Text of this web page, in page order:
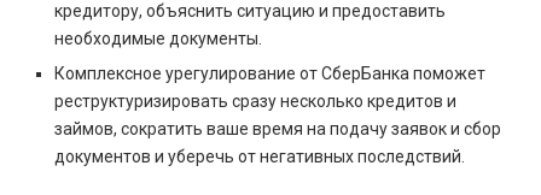
кредитору, объяснить ситуацию и предоставить
необходимые документы.
Комплексное урегулирование от СберБанка поможет
реструктуризировать сразу несколько кредитов и
займов, сократить ваше время на подачу заявок и сбор
документов и уберечь от негативных последствий.